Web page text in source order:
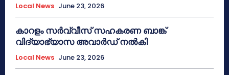
Local News June 23, 2026
കാറളം സർവ്വീസ് സഹകരണ ബാങ്ക്
വിദ്യാഭ്യാസ അവാർഡ് നൽകി
Local News June 23, 2026